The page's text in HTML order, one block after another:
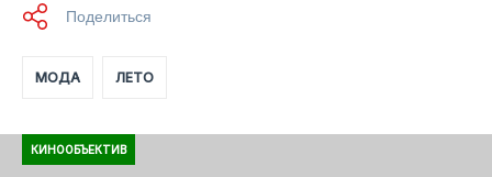
МОДА ЛЕТО
КИНООБЪЕКТИВ